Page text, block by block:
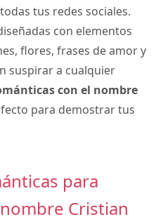
tus redes sociales.
con elementos
flores, frases de amor y
suspirar a cualquier
con el nombre
para demostrar tus
para
Cristian